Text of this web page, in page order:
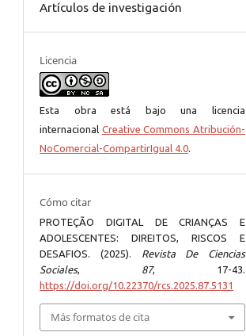
Artículos de investigación
Licencia
Esta obra está bajo una licencia
internacional Creative Commons Atribución-
NoComercial-CompartirIgual 4.0.
Cómo citar
PROTEÇÃO DIGITAL DE CRIANÇAS E
ADOLESCENTES: DIREITOS, RISCOS E
DESAFIOS. (2025).
Revista De Ciencias
Sociales, 87, 17-43.
https://doi.org/10.22370/rcs.2025.87.5131
Más formatos de cita